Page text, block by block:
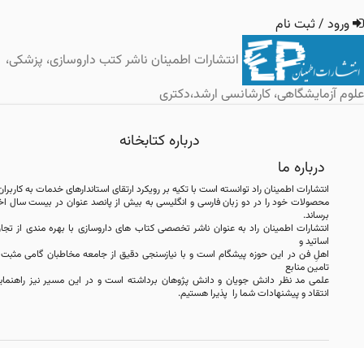
/ ثبت نام
انتشارات اطمینان ناشر کتب داروسازی، پزشکی،
کارشانسی ارشد،دکتری
درباره کتابخانه
درباره ما
انتشارات اطمینان راد توانسته است با تکیه بر رویکرد ارتقای استاندارهای خدمات به کاربران،
محصولات خود را در دو زبان فارسی و انگلیسی به بیش از پانصد عنوان در بیست سال اخیر
انتشارات اطمینان راد به عنوان ناشر تخصصی کتاب های داروسازی با بهره مندی از تجارب
اهلِ فن در این حوزه پیشگام است و با نیازسنجی دقیق از جامعه مخاطبان گامی مثبت در
تامین منابع
علمی مد نظر دانش جویان و دانش پژوهان برداشته است و در این مسیر نیز راهنمایی،
انتقاد و پیشنهادات شما را پذیرا هستیم.